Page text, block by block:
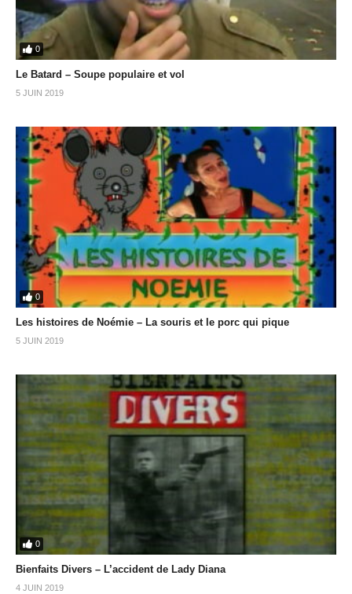
0
Le Batard – Soupe populaire et vol
5 JUIN 2019
0
Les histoires de Noémie – La souris et le porc qui pique
5 JUIN 2019
0
Bienfaits Divers – L’accident de Lady Diana
4 JUIN 2019